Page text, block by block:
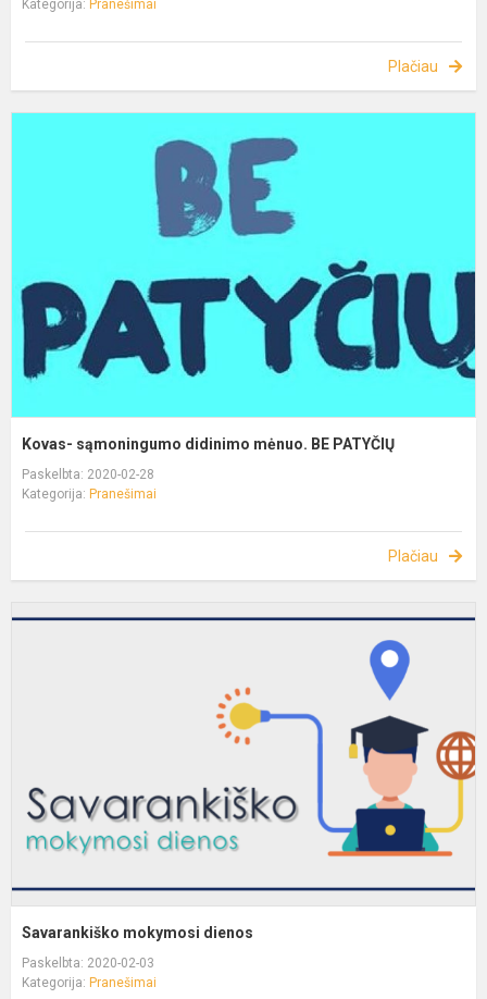
Kategorija: Pranešimai
Plačiau
Kovas- sąmoningumo didinimo mėnuo. BE PATYČIŲ
Paskelbta: 2020-02-28
Kategorija: Pranešimai
Plačiau
Savarankiško mokymosi dienos
Paskelbta: 2020-02-03
Kategorija: Pranešimai